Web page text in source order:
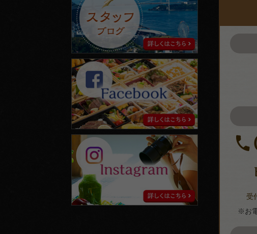
受
※お
て
ッ
フ
ブ
ロ
グ
facebook
instagram